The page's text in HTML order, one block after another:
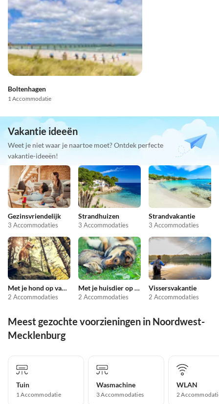
Boltenhagen
1 Accommodatie
Vakantie ideeën
Weet je niet waar je naartoe moet? Ontdek perfecte
vakantie-ideeën!
Gezinsvriendelijk
3 Accommodaties
Strandhuizen
3 Accommodaties
Strandvakantie
3 Accommodaties
Met je hond op vakantie
2 Accommodaties
Met je huisdier op vakantie
2 Accommodaties
Vissersvakantie
2 Accommodaties
Meest gezochte voorzieningen in Noordwest-
Mecklenburg
Tuin
1 Accommodatie
Wasmachine
3 Accommodaties
WLAN
2